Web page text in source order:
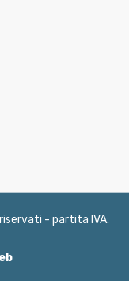
- partita IVA: